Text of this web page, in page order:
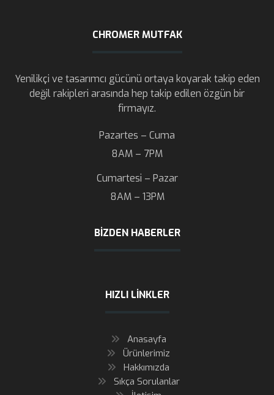
CHROMER MUTFAK
Yenilikçi ve tasarımcı gücünü ortaya koyarak takip eden
değil rakipleri arasında hep takip edilen özgün bir
firmayız.
Pazartes – Cuma
8AM – 7PM
Cumartesi – Pazar
8AM – 13PM
BIZDEN HABERLER
HIZLI LINKLER
Anasayfa
Ürünlerimiz
Hakkımızda
Sıkça Sorulanlar